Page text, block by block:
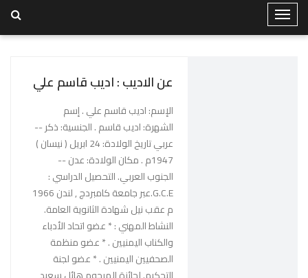
T
o
عن الاديب : اديب قاسم علي
الإسم: اديب قاسم علي . إسم
الشهرة: اديب قاسم . الجنسية: ذكر --
عربي تاريخ الولادة: 24 ابريل ( نيسان )
1947م . مكان الولادة: عدن --
الجنوب العربي. التحصيل الدراسي :
G.C.E.عبر جامعة كامبردج , لندن 1966
م عقب نيل شهادة الثانوية العامة.
النشاط المهني : * عضو اتحاد الأدباء
والكناب اليمنيين . * عضو منظمة
الصحفيين اليمنيين . * عضو لجنة